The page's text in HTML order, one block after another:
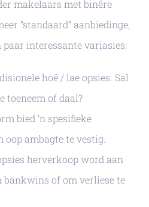
makelaars met binêre
“standaard” aanbiedinge,
paar interessante variasies:
hoë / lae opsies. Sal
toeneem of daal?
bied ‘n spesifieke
oop ambagte te vestig.
herverkoop word aan
bankwins of om verliese te